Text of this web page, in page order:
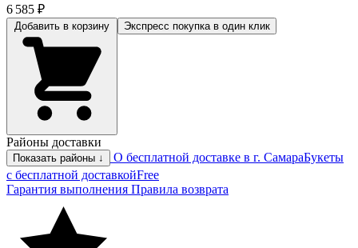
6 585 ₽
Экспресс покупка в один клик
Районы доставки
Показать районы ↓ О бесплатной доставке в г. СамараБукеты
с бесплатной доставкойFree
Гарантия выполнения Правила возврата